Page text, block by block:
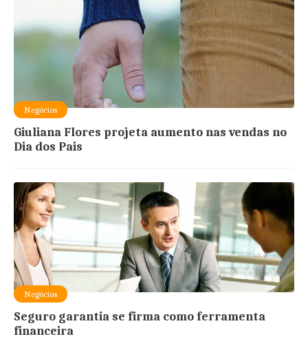
Negócios
Giuliana Flores projeta aumento nas vendas no
Dia dos Pais
Negócios
Seguro garantia se firma como ferramenta
financeira